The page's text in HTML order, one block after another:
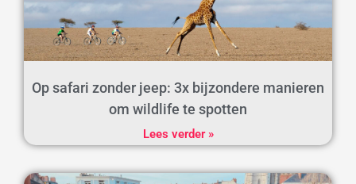
Op safari zonder jeep: 3x bijzondere manieren
om wildlife te spotten
Lees verder »